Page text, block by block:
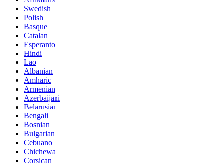
Swedish
Polish
Basque
Catalan
Esperanto
Hindi
Lao
Albanian
Amharic
Armenian
Azerbaijani
Belarusian
Bengali
Bosnian
Bulgarian
Cebuano
Chichewa
Corsican